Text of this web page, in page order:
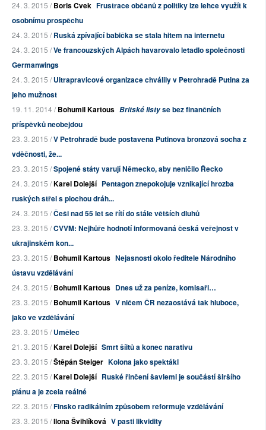
24. 3. 2015 /Boris Cvek Frustrace občanů z politiky lze lehce využít k
osobnímu prospěchu
24. 3. 2015 /Ruská zpívající babička se stala hitem na internetu
24. 3. 2015 /Ve francouzských Alpách havarovalo letadlo společnosti
Germanwings
24. 3. 2015 /Ultrapravicové organizace chválily v Petrohradě Putina za
jeho mužnost
19. 11. 2014 /Bohumil Kartous Britské listyse bez finančních
příspěvků neobejdou
23. 3. 2015 /V Petrohradě bude postavena Putinova bronzová socha z
vděčnosti, že...
23. 3. 2015 /Spojené státy varují Německo, aby neničilo Řecko
24. 3. 2015 /Karel Dolejší Pentagon znepokojuje vznikající hrozba
ruských střel s plochou dráh...
24. 3. 2015 /Češi nad 55 let se řítí do stále větších dluhů
23. 3. 2015 /CVVM: Nejhůře hodnotí informovaná česká veřejnost v
ukrajinském kon...
23. 3. 2015 /Bohumil Kartous Nejasnosti okolo ředitele Národního
ústavu vzdělávání
24. 3. 2015 /Bohumil Kartous Dnes už za peníze, komisaři…
23. 3. 2015 /Bohumil Kartous V ničem ČR nezaostává tak hluboce,
jako ve vzdělávání
23. 3. 2015 /Umělec
21. 3. 2015 /Karel Dolejší Smrt šíitů a konec narativu
23. 3. 2015 /Štěpán Steiger Kolona jako spektákl
22. 3. 2015 /Karel Dolejší Ruské řinčení šavlemi je součástí širšího
plánu a je zcela reálné
22. 3. 2015 /Finsko radikálním způsobem reformuje vzdělávání
23. 3. 2015 /Ilona Švihlíková V pasti likvidity